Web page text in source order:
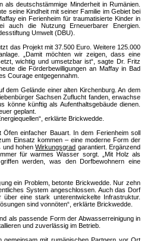
deutschstämmige Minderheit in Rumänien.
seine Kindheit mit seiner Familie im Gebiet bei
ein Ferienheim für traumatisierte Kinder in
auch die Nutzung Erneuerbarer Energien.
Umwelt (DBU).
das Projekt mit 37.500 Euro. Weitere 125.000
„Damit möchten wir zeigen, dass eine
wichtig und umsetzbar ist“, sagte Dr. Fritz
die Förderbewilligungen an Maffay in Bad
Courage entgegennahm.
dem Gelände einer alten Kirchenburg. An dem
Sachsen Zuflucht fanden, erwachse
könne künftig als Aufenthaltsgebäude dienen.
geplant.
erklärte Brickwedde.
einfacher Bauart. In dem Ferienheim soll
Einsatz kommen – eine moderne Form der
und hohenWirkungsgrad garantiert. Ergänzend
für warmes Wasser sorgt. „Mit Holz als
werden, was den Dorfbewohnern eine
ein Problem, betonte Brickwedde. Nur zehn
System angeschlossen. Auch das Dorf
eine stark unterentwickelte Infrastruktur.
sind vonnöten“, erklärte Brickwedde.
als passende Form der Abwasserreinigung in
und zuverlässig im Betrieb.